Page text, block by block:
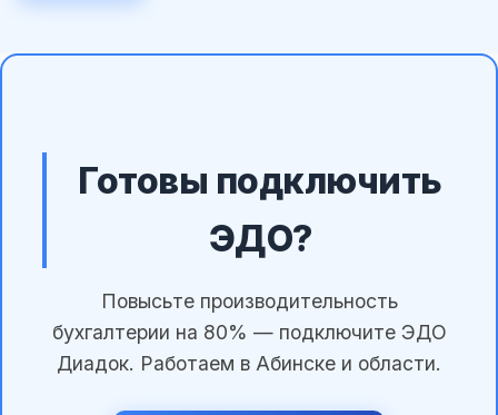
Готовы подключить
ЭДО?
Повысьте производительность
бухгалтерии на 80% — подключите ЭДО
Диадок. Работаем в Абинске и области.